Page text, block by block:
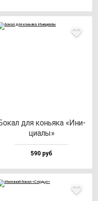
для конь­яка «Ини­
ци­алы»
590 руб